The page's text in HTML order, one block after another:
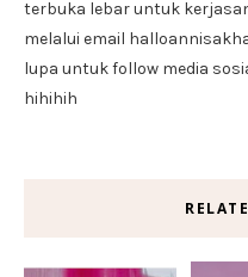
terbuka lebar untuk
melalui email
lupa untuk follow media
hihihih